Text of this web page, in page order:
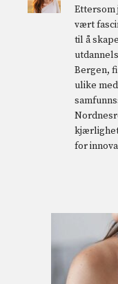
Ettersom
vært
til å
Bergen,
ulike
for